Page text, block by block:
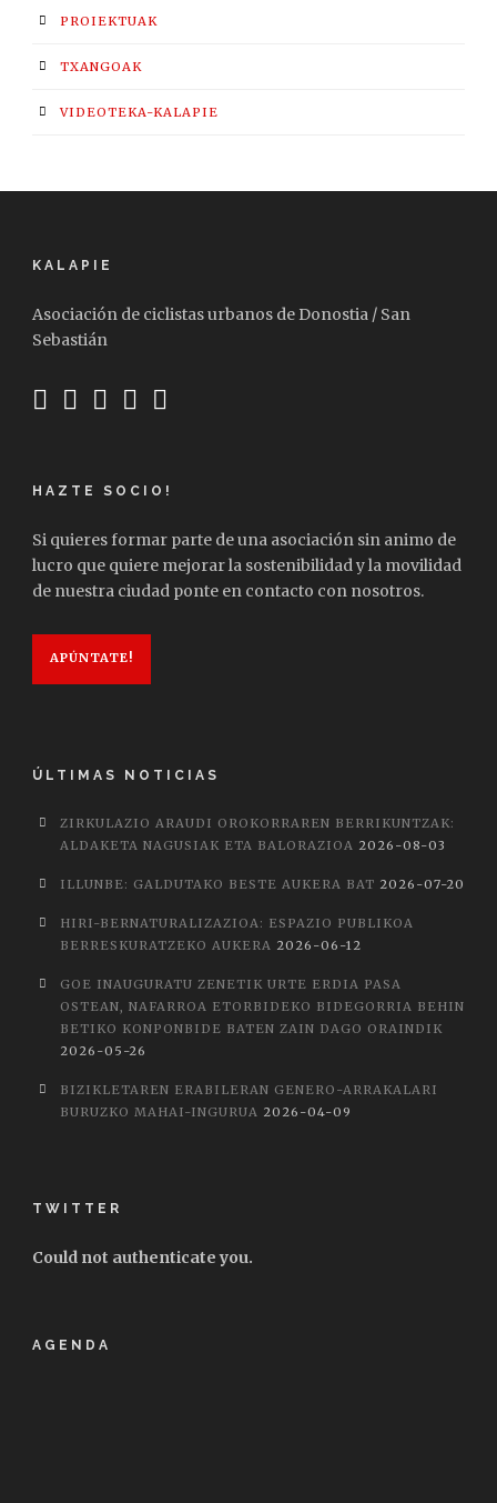
PROIEKTUAK
TXANGOAK
VIDEOTEKA-KALAPIE
KALAPIE
Asociación de ciclistas urbanos de Donostia / San
Sebastián
HAZTE SOCIO!
Si quieres formar parte de una asociación sin animo de
lucro que quiere mejorar la sostenibilidad y la movilidad
de nuestra ciudad ponte en contacto con nosotros.
APÚNTATE!
ÚLTIMAS NOTICIAS
ZIRKULAZIO ARAUDI OROKORRAREN BERRIKUNTZAK:
ALDAKETA NAGUSIAK ETA BALORAZIOA 2026-08-03
ILLUNBE: GALDUTAKO BESTE AUKERA BAT 2026-07-20
HIRI-BERNATURALIZAZIOA: ESPAZIO PUBLIKOA
BERRESKURATZEKO AUKERA 2026-06-12
GOE INAUGURATU ZENETIK URTE ERDIA PASA
OSTEAN, NAFARROA ETORBIDEKO BIDEGORRIA BEHIN
BETIKO KONPONBIDE BATEN ZAIN DAGO ORAINDIK
2026-05-26
BIZIKLETAREN ERABILERAN GENERO-ARRAKALARI
BURUZKO MAHAI-INGURUA 2026-04-09
TWITTER
Could not authenticate you.
AGENDA